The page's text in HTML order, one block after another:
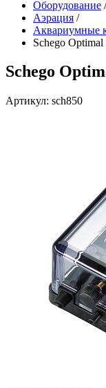
Оборудование /
Аэрация /
Аквариумные
Schego
Schego
Артикул: sch850